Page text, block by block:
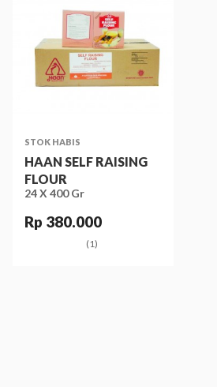
STOK HABIS
HAAN SELF RAISING
FLOUR
24 X 400 Gr
Rp 380.000
(1)